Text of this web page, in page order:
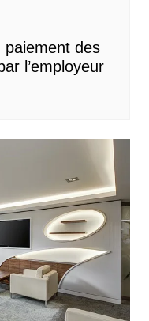
paiement des
l’employeur